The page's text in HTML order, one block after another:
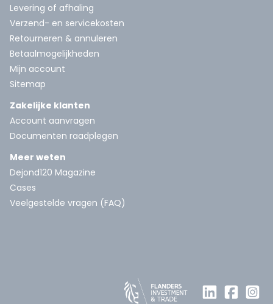
Levering of afhaling
Verzend- en servicekosten
Retourneren & annuleren
Betaalmogelijkheden
Mijn account
Sitemap
Zakelijke klanten
Account aanvragen
Documenten raadplegen
Meer weten
Dejond120 Magazine
Cases
Veelgestelde vragen (FAQ)